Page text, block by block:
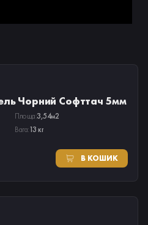
Чорний Софттач 5мм
Площа:3,54м2
Вага:13 кг
В КОШИК